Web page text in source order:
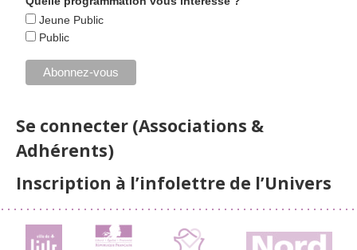
Jeune Public
Public
Se connecter (Associations &
Adhérents)
Inscription à l’infolettre de l’Univers